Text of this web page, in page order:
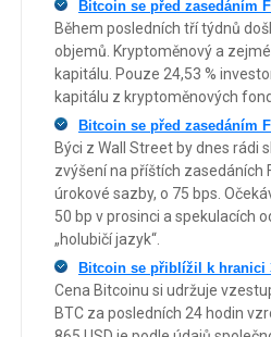
Bitcoin se před zasedáním
Během posledních tří týdnů
objemů. Kryptoměnový a
kapitálu. Pouze 24,53 %
kapitálu z kryptoměnových
Bitcoin se před zasedáním
Býci z Wall Street by dnes rádi
zvýšení na příštích zasedáních
úrokové sazby, o 75 bps.
50 bp v prosinci a spekulacích
„holubičí jazyk“.
Bitcoin se přiblížil k hranici
Cena Bitcoinu si udržuje
BTC za posledních 24 hodin